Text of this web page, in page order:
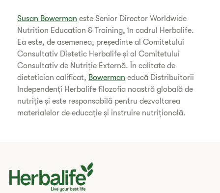
Susan Bowerman este Senior Director Worldwide
Nutrition Education & Training, în cadrul Herbalife.
Ea este, de asemenea, președinte al Comitetului
Consultativ Dietetic Herbalife și al Comitetului
Consultativ de Nutriție Externă. În calitate de
dietetician calificat, Bowerman educă Distribuitorii
Independenți Herbalife filozofia noastră globală de
nutriție și este responsabilă pentru dezvoltarea
materialelor de educație și instruire nutrițională.